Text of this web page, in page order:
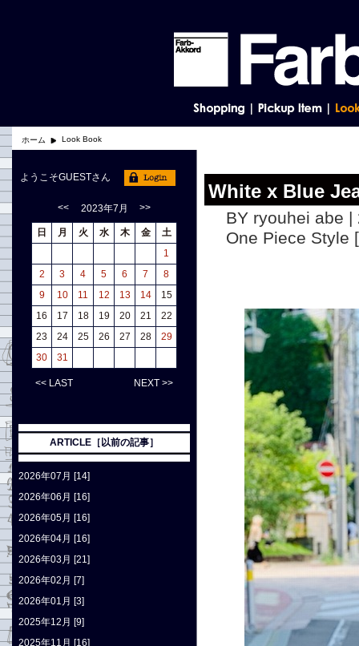
ホーム Look Book
White x Blue
BY ryouhei abe
One Piece Style
ようこそGUESTさん
<< 2023年7月 >>
日 月 火 水 木 金
土
1
2
3 4 5 6 7
8
9
10 11 12 13 14
15
16
17 18 19 20 21
22
23
24 25 26 27 28
29
30
31
<< LAST NEXT >>
ARTICLE［以前の記事］
2026年07月 [14]
2026年06月 [16]
2026年05月 [16]
2026年04月 [16]
2026年03月 [21]
2026年02月 [7]
2026年01月 [3]
2025年12月 [9]
2025年11月 [16]